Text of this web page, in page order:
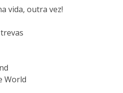
vida, outra vez!
World